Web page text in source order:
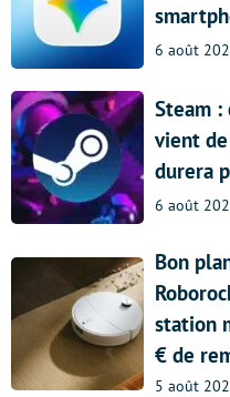
6 août
Steam :
vient de
durera
6 août
Bon
station
€ de
5 août